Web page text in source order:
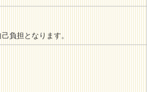
負担となります。